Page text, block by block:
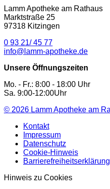
Lamm Apotheke am Rathaus
Marktstraße 25
97318 Kitzingen
0 93 21/ 45 77
info@lamm-apotheke.de
Unsere Öffnungszeiten
Mo. - Fr.: 8:00 - 18:00 Uhr
Sa. 9:00-12:00Uhr
© 2026 Lamm Apotheke am
Kontakt
Impressum
Datenschutz
Cookie-Hinweis
Barrierefreiheitserklärung
Hinweis zu Cookies